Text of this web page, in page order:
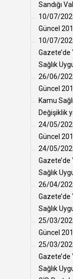
Sandığı
10/07/
Güncel
10/07/
Sağlık
26/06/
Güncel
Kamu
Değişiklik
24/05/
Güncel
24/05/
Sağlık
26/04/
Sağlık
25/03/
Güncel
25/03/
Sağlık